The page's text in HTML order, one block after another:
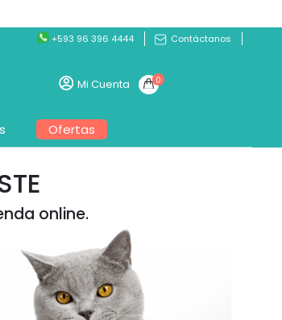
+593 96 396 4444 Contáctanos
Mi Cuenta 0
Ofertas
online.